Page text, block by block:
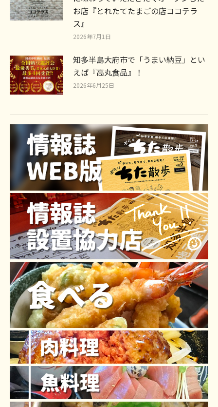
お店『とれたてたまごの店ココテラ
ス』
2026年7月1日
知多半島大府市で「うまい納豆」とい
えば『高丸食品』！
2026年6月25日